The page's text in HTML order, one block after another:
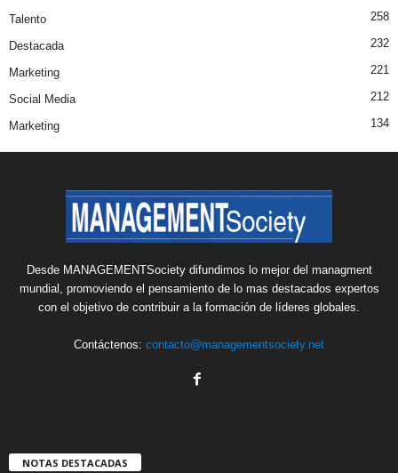
Talento 258
Destacada 232
Marketing 221
Social Media 212
Marketing 134
Desde MANAGEMENTSociety difundimos lo mejor del managment
mundial, promoviendo el pensamiento de lo mas destacados expertos
con el objetivo de contribuir a la formación de líderes globales.
Contáctenos: contacto@managementsociety.net
NOTAS DESTACADAS